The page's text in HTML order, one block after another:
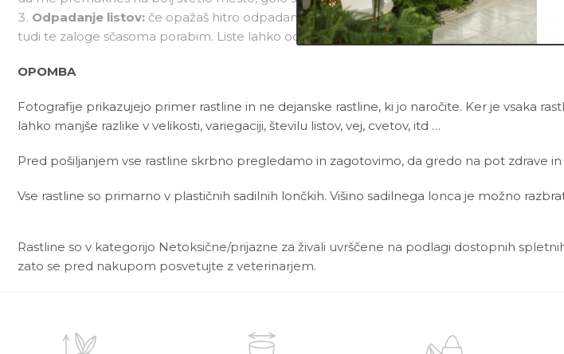
Odpadanje listov: če opažaš hitro odpadanje mojih listov, te hočem opozoriti, da si
tudi te zaloge sčasoma porabim. Liste lahko odvržem tudi pri prepogostem zalivanju, v
OPOMBA
Fotografije prikazujejo primer rastline in ne dejanske rastline, ki jo naročite. Ker je vsaka
lahko manjše razlike v velikosti, variegaciji, številu listov, vej, cvetov, itd …
Pred pošiljanjem vse rastline skrbno pregledamo in zagotovimo, da gredo na pot zdrave
Vse rastline so primarno v plastičnih sadilnih lončkih. Višino sadilnega lonca je možno
Rastline so v kategorijo Netoksične/prijazne za živali uvrščene na podlagi dostopnih
zato se pred nakupom posvetujte z veterinarjem.